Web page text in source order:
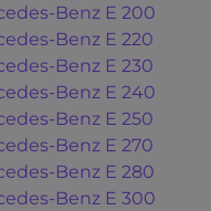
Benz E 200
Benz E 220
Benz E 230
Benz E 240
Benz E 250
Benz E 270
Benz E 280
Benz E 300